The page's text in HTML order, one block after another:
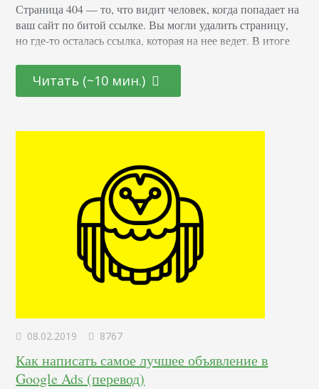
Страница 404 — то, что видит человек, когда попадает на
ваш сайт по битой ссылке. Вы могли удалить страницу,
но где-то осталась ссылка, которая на нее ведет. В итоге
рушатся. Такого человека трудно вернуть на сайт. И
Читать (~10 мин.)
08.02.2019 8767
Как написать самое лучшее объявление в
Google Ads (перевод)